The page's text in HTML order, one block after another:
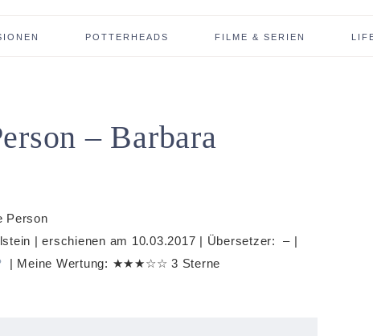
POTTERHEADS FILME & SERIEN
– Barbara
| erschienen am 10.03.2017 | Übersetzer: – |
| Meine Wertung: ★★★☆☆ 3 Sterne